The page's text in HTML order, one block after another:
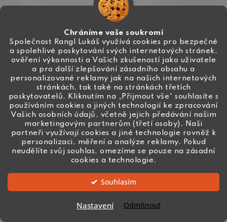
Chráníme vaše soukromí
Společnost Rangl Lukáš využívá cookies pro bezpečné
a spolehlivé poskytování svých internetových stránek,
ověření výkonnosti a Vašich zkušeností jako uživatele
a pro další zlepšování zásadního obsahu a
personalizované reklamy jak na našich internetových
stránkách, tak také na stránkách třetích
poskytovatelů. Kliknutím na „Přijmout vše“ souhlasíte s
používáním cookies a jiných technologií ke zpracování
Vašich osobních údajů, včetně jejich předávání našim
marketingovým partnerům (třetí osoby). Naši
partneři využívají cookies a jiné technologie rovněž k
personalizaci, měření a analýze reklamy. Pokud
neudělíte svůj souhlas, omezíme se pouze na zásadní
cookies a technologie.
Souhlasím
Nastavení Odmítnout
O
v
l
á
d
a
c
í
p
r
v
k
y
v
ý
p
Vlastní výroba
komponentů a korálků
2000 výdejních míst